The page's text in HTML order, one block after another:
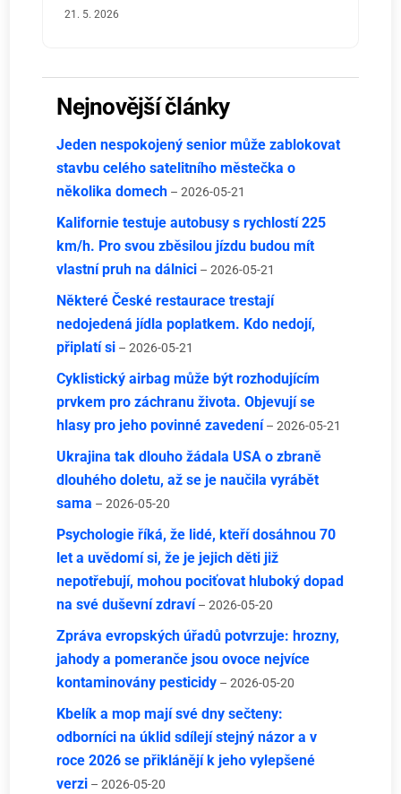
21. 5. 2026
Nejnovější články
Jeden nespokojený senior může zablokovat
stavbu celého satelitního městečka o
několika domech – 2026-05-21
Kalifornie testuje autobusy s rychlostí 225
km/h. Pro svou zběsilou jízdu budou mít
vlastní pruh na dálnici – 2026-05-21
Některé České restaurace trestají
nedojedená jídla poplatkem. Kdo nedojí,
připlatí si – 2026-05-21
Cyklistický airbag může být rozhodujícím
prvkem pro záchranu života. Objevují se
hlasy pro jeho povinné zavedení – 2026-05-21
Ukrajina tak dlouho žádala USA o zbraně
dlouhého doletu, až se je naučila vyrábět
sama – 2026-05-20
Psychologie říká, že lidé, kteří dosáhnou 70
let a uvědomí si, že je jejich děti již
nepotřebují, mohou pociťovat hluboký dopad
na své duševní zdraví – 2026-05-20
Zpráva evropských úřadů potvrzuje: hrozny,
jahody a pomeranče jsou ovoce nejvíce
kontaminovány pesticidy – 2026-05-20
Kbelík a mop mají své dny sečteny:
odborníci na úklid sdílejí stejný názor a v
roce 2026 se přiklánějí k jeho vylepšené
verzi – 2026-05-20